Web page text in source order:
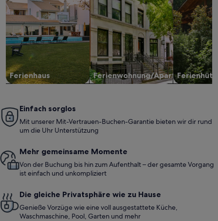
Ferienhaus Ferienwohnung/Apartment
Einfach sorglos
Mit unserer Mit-Vertrauen-Buchen-Garantie bieten wir dir rund
um die Uhr Unterstützung
Mehr gemeinsame Momente
Von der Buchung bis hin zum Aufenthalt – der gesamte Vorgang
ist einfach und unkompliziert
Die gleiche Privatsphäre wie zu Hause
Genieße Vorzüge wie eine voll ausgestattete Küche,
Waschmaschine, Pool, Garten und mehr